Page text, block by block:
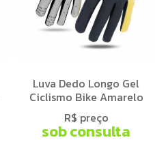
Luva Dedo Longo Gel
Ciclismo Bike Amarelo
R$ preço
sob consulta